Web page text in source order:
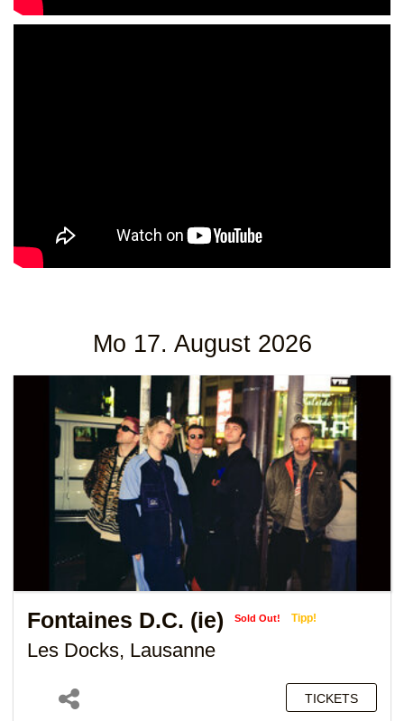
Mo 17. August 2026
Fontaines D.C. (ie) Sold Out! Tipp!
Les Docks, Lausanne
TICKETS